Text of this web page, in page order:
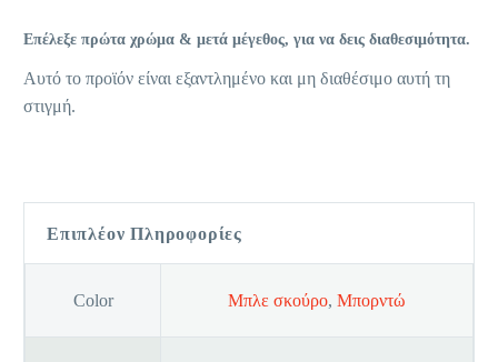
Επέλεξε πρώτα χρώμα & μετά μέγεθος, για να δεις διαθεσιμότητα.
Αυτό το προϊόν είναι εξαντλημένο και μη διαθέσιμο αυτή τη
στιγμή.
Επιπλέον Πληροφορίες
Color Μπλε σκούρο, Μπορντώ